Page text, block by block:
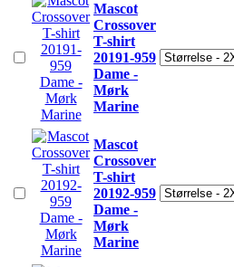
Mascot
Crossover
T-shirt
20191-959
Dame -
Mørk
Marine
Mascot
Crossover
T-shirt
20192-959
Dame -
Mørk
Marine